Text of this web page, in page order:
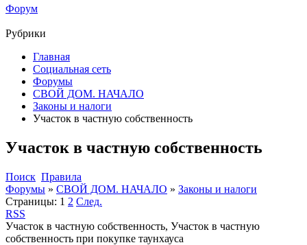
Форум
Рубрики
Главная
Социальная сеть
Форумы
СВОЙ ДОМ. НАЧАЛО
Законы и налоги
Участок в частную собственность
Участок в частную собственность
Поиск Правила
Форумы » СВОЙ ДОМ. НАЧАЛО » Законы и налоги
Страницы: 1 2 След.
RSS
Участок в частную собственность, Участок в частную
собственность при покупке таунхауса